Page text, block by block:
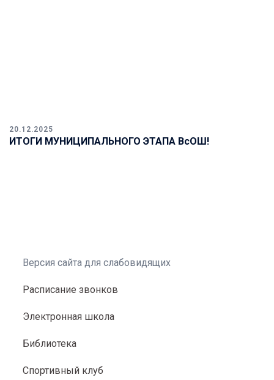
20.12.2025
ИТОГИ МУНИЦИПАЛЬНОГО ЭТАПА ВсОШ!
Версия сайта для слабовидящих
Расписание звонков
Электронная школа
Библиотека
Спортивный клуб